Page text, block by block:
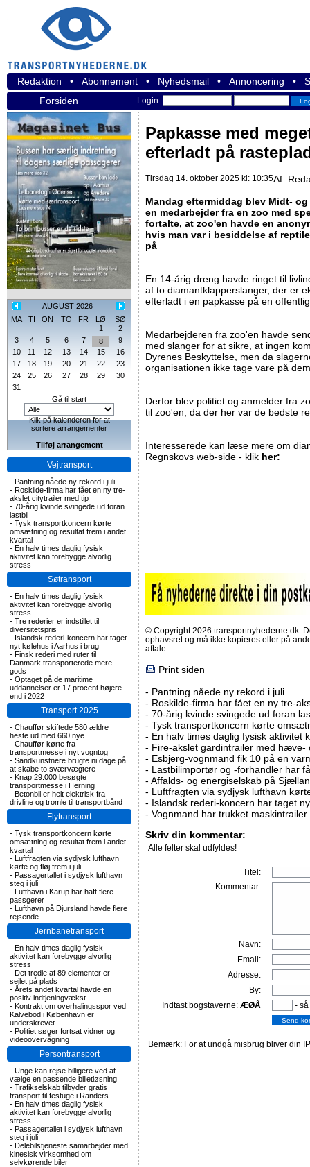
Redaktion • Abonnement • Nyhedsmail • Annoncering •
Forsiden
Login
AUGUST 2026
MA
TI ON TO FR LØ
SØ
-
- - - - 1
2
3
4 5 6 7 8
9
10
11 12 13 14 15
16
17
18 19 20 21 22
23
24
25 26 27 28 29
30
31
- - - - -
-
Gå til start
Klik på kalenderen for at
sortere arrangementer
Tilføj arrangement
Vejtransport
- Pantning nåede ny rekord i juli
- Roskilde-firma har fået en ny tre-
akslet citytrailer med tip
- 70-årig kvinde svingede ud foran
lastbil
- Tysk transportkoncern kørte
omsætning og resultat frem i andet
kvartal
- En halv times daglig fysisk
aktivitet kan forebygge alvorlig
stress
Søtransport
- En halv times daglig fysisk
aktivitet kan forebygge alvorlig
stress
- Tre rederier er indstillet til
diversitetspris
- Islandsk rederi-koncern har taget
nyt kølehus i Aarhus i brug
- Finsk rederi med ruter til
Danmark transporterede mere
gods
- Optaget på de maritime
uddannelser er 17 procent højere
end i 2022
Transport 2025
- Chauffør skiftede 580 ældre
heste ud med 660 nye
- Chauffør kørte fra
transportmesse i nyt vogntog
- Sandkunstnere brugte ni dage på
at skabe to sværvægtere
- Knap 29.000 besøgte
transportmesse i Herning
- Betonbil er helt elektrisk fra
drivline og tromle til transportbånd
Flytransport
- Tysk transportkoncern kørte
omsætning og resultat frem i andet
kvartal
- Luftfragten via sydjysk lufthavn
kørte og fløj frem i juli
- Passagertallet i sydjysk lufthavn
steg i juli
- Lufthavn i Karup har haft flere
passgerer
- Lufthavn på Djursland havde flere
rejsende
Jernbanetransport
- En halv times daglig fysisk
aktivitet kan forebygge alvorlig
stress
- Det tredie af 89 elementer er
sejlet på plads
- Årets andet kvartal havde en
positiv indtjeningvækst
- Kontrakt om overhalingsspor ved
Kalvebod i København er
underskrevet
- Politiet søger fortsat vidner og
videoovervågning
Persontransport
- Unge kan rejse billigere ved at
vælge en passende billetløsning
- Trafikselskab tilbyder gratis
transport til festuge i Randers
- En halv times daglig fysisk
aktivitet kan forebygge alvorlig
stress
- Passagertallet i sydjysk lufthavn
steg i juli
- Delebilstjeneste samarbejder med
kinesisk virksomhed om
selvkørende biler
Papkasse med
efterladt på
Tirsdag 14. oktober 2025 kl: 10:35Af:
Mandag eftermiddag blev Midt-
en medarbejder fra en zoo med
fortalte, at zoo'en havde en
hvis man var i besiddelse af
på
En 14-årig dreng havde ringet til
af to diamantklapperslanger, der er
efterladt i en papkasse på en
Medarbejderen fra zoo'en havde
med slanger for at sikre, at ingen
Dyrenes Beskyttelse, men da
organisationen ikke tage vare på
Derfor blev politiet og anmelder fra
til zoo'en, da der her var de bedste
Interesserede kan læse mere om
Regnskovs web-side - klik her:
© Copyright 2026 transportnyhederne.dk.
ophavsret og må ikke kopieres eller på
aftale.
Print siden
- Pantning nåede ny rekord i juli
- Roskilde-firma har fået en ny tre-
- 70-årig kvinde svingede ud foran
- Tysk transportkoncern kørte
- En halv times daglig fysisk aktivitet
- Fire-akslet gardintrailer med hæve-
- Esbjerg-vognmand fik 10 på en
- Lastbilimportør og -forhandler har
- Affalds- og energiselskab på
- Luftfragten via sydjysk lufthavn
- Islandsk rederi-koncern har taget
- Vognmand har trukket
Skriv din kommentar:
Alle felter skal udfyldes!
Titel:
Kommentar:
Navn:
Email:
Adresse:
By:
Indtast bogstaverne: ÆØÅ -
Bemærk: For at undgå misbrug bliver din